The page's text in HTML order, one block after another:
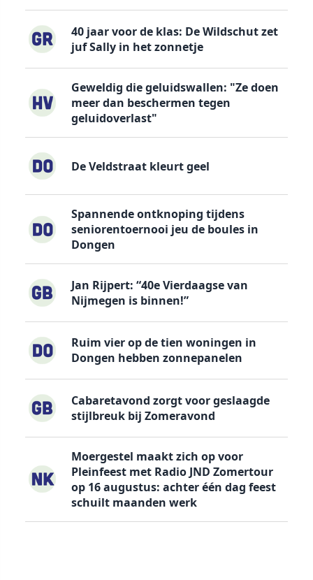
40 jaar voor de klas: De Wildschut zet
juf Sally in het zonnetje
Geweldig die geluidswallen: "Ze doen
meer dan beschermen tegen
geluidoverlast"
De Veldstraat kleurt geel
Spannende ontknoping tijdens
seniorentoernooi jeu de boules in
Dongen
Jan Rijpert: “40e Vierdaagse van
Nijmegen is binnen!”
Ruim vier op de tien woningen in
Dongen hebben zonnepanelen
Cabaretavond zorgt voor geslaagde
stijlbreuk bij Zomeravond
Moergestel maakt zich op voor
Pleinfeest met Radio JND Zomertour
op 16 augustus: achter één dag feest
schuilt maanden werk